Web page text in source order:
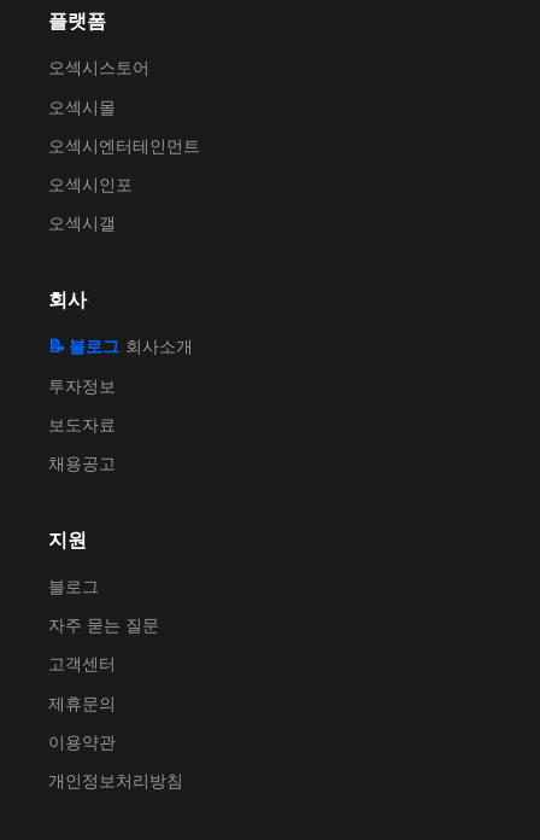
플랫폼
오섹시스토어
오섹시몰
오섹시엔터테인먼트
오섹시인포
오섹시갤
회사
📝 블로그 회사소개
투자정보
보도자료
채용공고
지원
블로그
자주 묻는 질문
고객센터
제휴문의
이용약관
개인정보처리방침